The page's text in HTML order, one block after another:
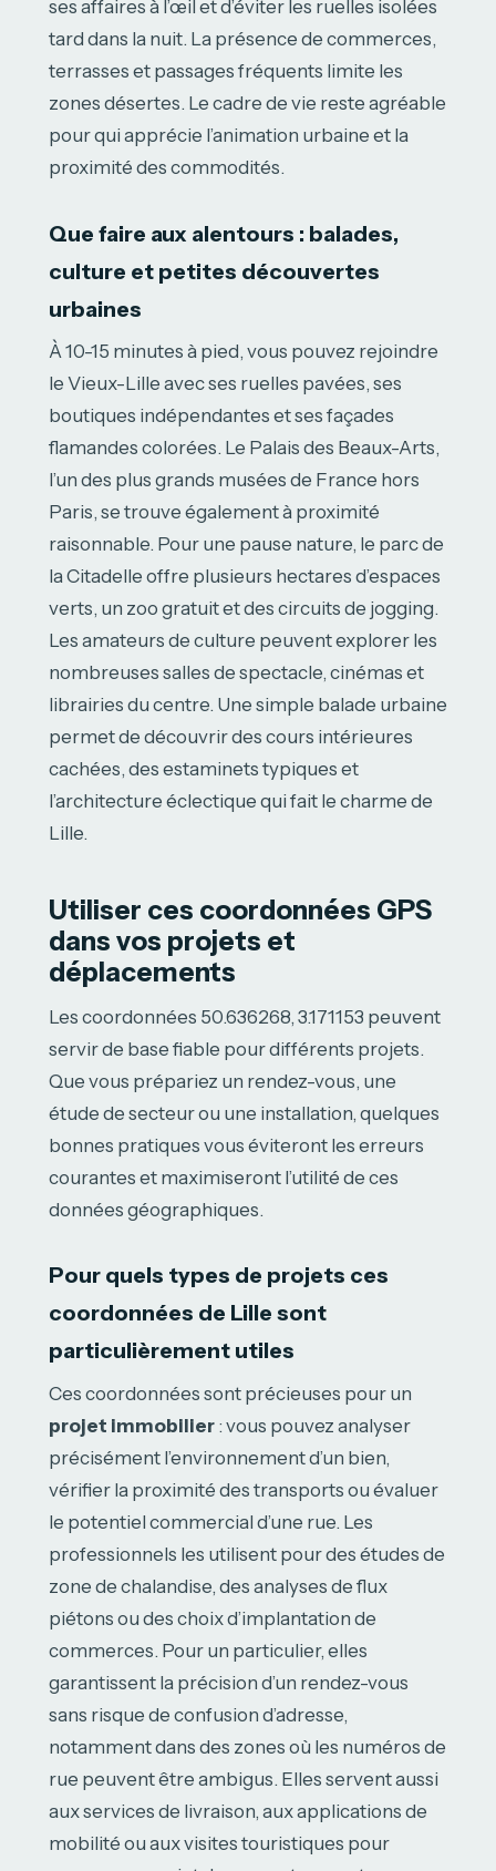
ses affaires à l’œil et d’éviter les ruelles isolées
tard dans la nuit. La présence de commerces,
terrasses et passages fréquents limite les
zones désertes. Le cadre de vie reste agréable
pour qui apprécie l’animation urbaine et la
proximité des commodités.
Que faire aux alentours : balades,
culture et petites découvertes
urbaines
À 10-15 minutes à pied, vous pouvez rejoindre
le Vieux-Lille avec ses ruelles pavées, ses
boutiques indépendantes et ses façades
flamandes colorées. Le Palais des Beaux-Arts,
l’un des plus grands musées de France hors
Paris, se trouve également à proximité
raisonnable. Pour une pause nature, le parc de
la Citadelle offre plusieurs hectares d’espaces
verts, un zoo gratuit et des circuits de jogging.
Les amateurs de culture peuvent explorer les
nombreuses salles de spectacle, cinémas et
librairies du centre. Une simple balade urbaine
permet de découvrir des cours intérieures
cachées, des estaminets typiques et
l’architecture éclectique qui fait le charme de
Lille.
Utiliser ces coordonnées GPS
dans vos projets et
déplacements
Les coordonnées 50.636268, 3.171153 peuvent
servir de base fiable pour différents projets.
Que vous prépariez un rendez-vous, une
étude de secteur ou une installation, quelques
bonnes pratiques vous éviteront les erreurs
courantes et maximiseront l’utilité de ces
données géographiques.
Pour quels types de projets ces
coordonnées de Lille sont
particulièrement utiles
Ces coordonnées sont précieuses pour un
projet immobilier : vous pouvez analyser
précisément l’environnement d’un bien,
vérifier la proximité des transports ou évaluer
le potentiel commercial d’une rue. Les
professionnels les utilisent pour des études de
zone de chalandise, des analyses de flux
piétons ou des choix d’implantation de
commerces. Pour un particulier, elles
garantissent la précision d’un rendez-vous
sans risque de confusion d’adresse,
notamment dans des zones où les numéros de
rue peuvent être ambigus. Elles servent aussi
aux services de livraison, aux applications de
mobilité ou aux visites touristiques pour